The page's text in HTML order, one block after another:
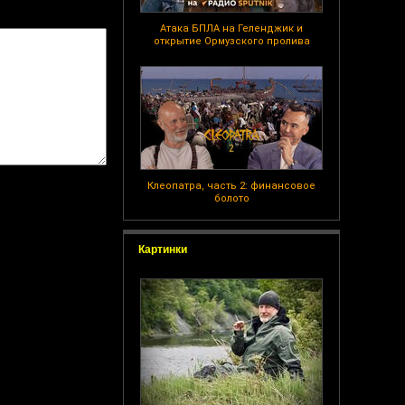
Атака БПЛА на Геленджик и
открытие Ормузского пролива
Клеопатра, часть 2: финансовое
болото
Картинки